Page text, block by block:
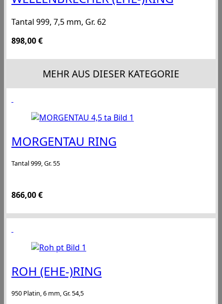
Tantal 999, 7,5 mm, Gr. 62
898,00€
MEHR AUS DIESER KATEGORIE
MORGENTAU RING
Tantal 999, Gr. 55
866,00€
ROH (EHE-)RING
950 Platin, 6 mm, Gr. 54,5